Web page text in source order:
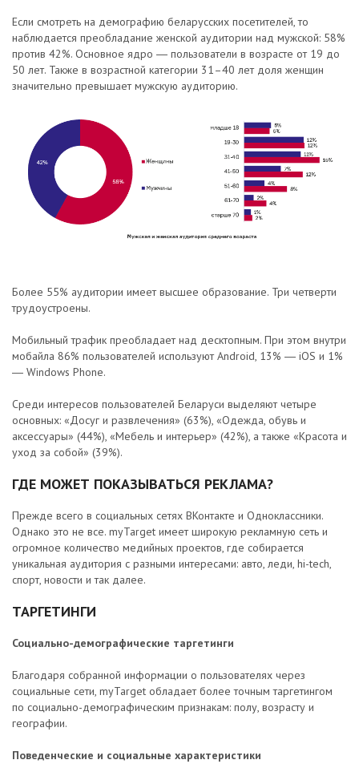
Если смотреть на демографию беларусских посетителей, то
наблюдается преобладание женской аудитории над мужской: 58%
против 42%. Основное ядро ― пользователи в возрасте от 19 до
50 лет. Также в возрастной категории 31–40 лет доля женщин
значительно превышает мужскую аудиторию.
Более 55% аудитории имеет высшее образование. Три четверти
трудоустроены.
Мобильный трафик преобладает над десктопным. При этом внутри
мобайла 86% пользователей используют Android, 13% ― iOS и 1%
― Windows Phone.
Среди интересов пользователей Беларуси выделяют четыре
основных: «Досуг и развлечения» (63%), «Одежда, обувь и
аксессуары» (44%), «Мебель и интерьер» (42%), а также «Красота и
уход за собой» (39%).
ГДЕ МОЖЕТ ПОКАЗЫВАТЬСЯ РЕКЛАМА?
Прежде всего в социальных сетях ВКонтакте и Одноклассники.
Однако это не все. myTarget имеет широкую рекламную сеть и
огромное количество медийных проектов, где собирается
уникальная аудитория с разными интересами: авто, леди, hi-tech,
спорт, новости и так далее.
ТАРГЕТИНГИ
Социально-демографические таргетинги
Благодаря собранной информации о пользователях через
социальные сети, myTarget обладает более точным таргетингом
по социально-демографическим признакам: полу, возрасту и
географии.
Поведенческие и социальные характеристики